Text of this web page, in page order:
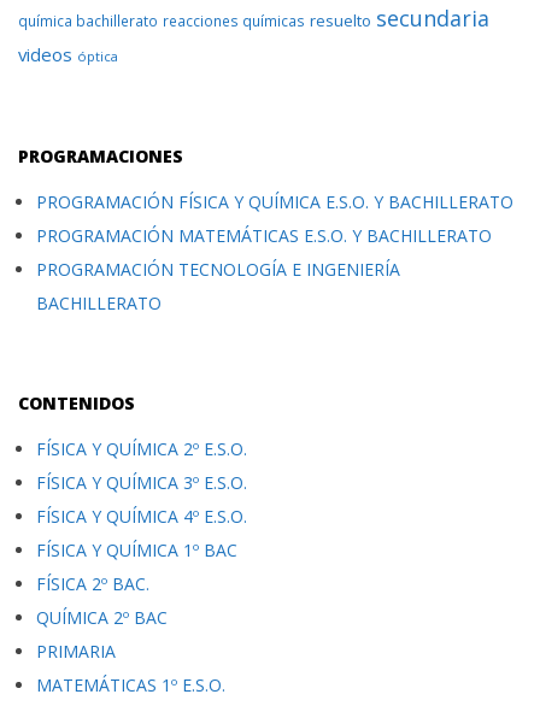
química bachillerato reacciones químicas resuelto secundaria
videos óptica
PROGRAMACIONES
PROGRAMACIÓN FÍSICA Y QUÍMICA E.S.O. Y BACHILLERATO
PROGRAMACIÓN MATEMÁTICAS E.S.O. Y BACHILLERATO
PROGRAMACIÓN TECNOLOGÍA E INGENIERÍA
BACHILLERATO
CONTENIDOS
FÍSICA Y QUÍMICA 2º E.S.O.
FÍSICA Y QUÍMICA 3º E.S.O.
FÍSICA Y QUÍMICA 4º E.S.O.
FÍSICA Y QUÍMICA 1º BAC
FÍSICA 2º BAC.
QUÍMICA 2º BAC
PRIMARIA
MATEMÁTICAS 1º E.S.O.